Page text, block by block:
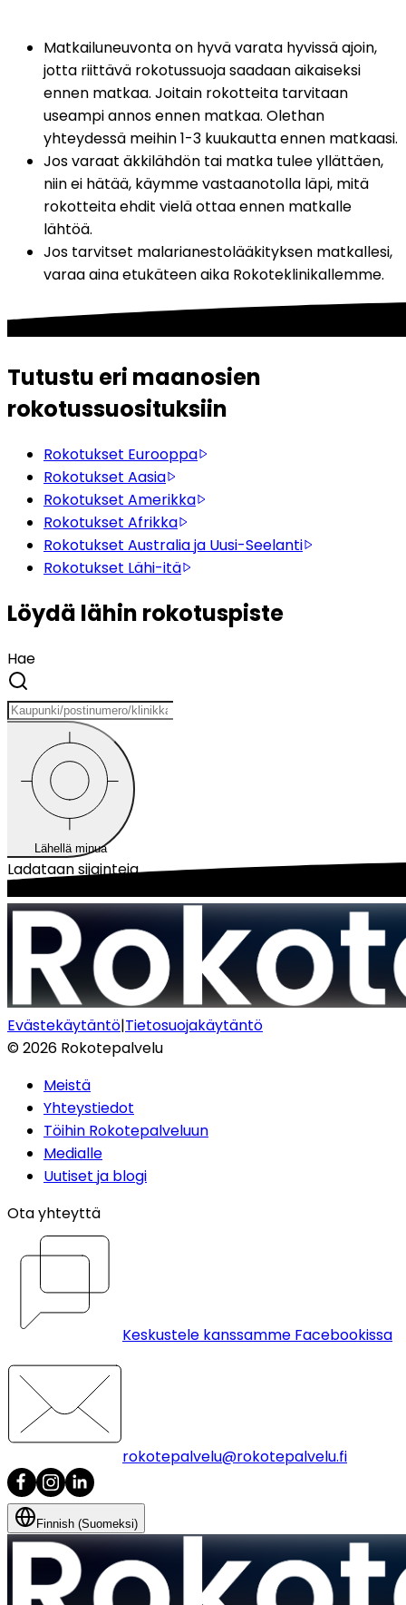
Matkailuneuvonta on hyvä varata hyvissä ajoin,
jotta riittävä rokotussuoja saadaan aikaiseksi
ennen matkaa. Joitain rokotteita tarvitaan
useampi annos ennen matkaa. Olethan
yhteydessä meihin 1-3 kuukautta ennen matkaasi.
Jos varaat äkkilähdön tai matka tulee yllättäen,
niin ei hätää, käymme vastaanotolla läpi, mitä
rokotteita ehdit vielä ottaa ennen matkalle
lähtöä.
Jos tarvitset malarianestolääkityksen matkallesi,
varaa aina etukäteen aika Rokoteklinikallemme.
Tutustu eri maanosien
rokotussuosituksiin
Rokotukset Eurooppa
Rokotukset Aasia
Rokotukset Amerikka
Rokotukset Afrikka
Rokotukset Australia ja Uusi-Seelanti
Rokotukset Lähi-itä
Löydä lähin rokotuspiste
Hae
Lähellä minua
Ladataan sijainteja...
Evästekäytäntö|Tietosuojakäytäntö
©2026 Rokotepalvelu
Meistä
Yhteystiedot
Töihin Rokotepalveluun
Medialle
Uutiset ja blogi
Ota yhteyttä
Keskustele kanssamme Facebookissa
rokotepalvelu@rokotepalvelu.fi
Finnish (Suomeksi)